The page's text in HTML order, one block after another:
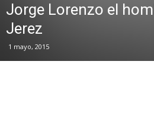
Jorge Lorenzo el
Jerez
1 mayo, 2015